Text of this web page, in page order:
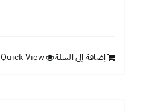
إضافة إلى السلة Quick View